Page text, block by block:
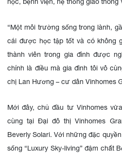
“Một môi trường sống trong lành,
cái được học tập tốt và có không
thành viên trong gia đình được
chính là điều mà gia đình tôi vô
chị Lan Hương – cư dân Vinhomes
Mới đây, chủ đầu tư Vinhomes
cùng tại Đại đô thị Vinhomes
Beverly Solari. Với những đặc
sống “Luxury Sky-living” đậm chất